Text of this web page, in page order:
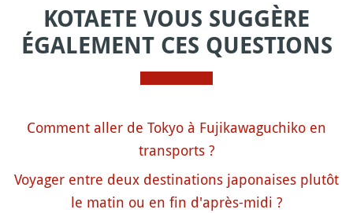
KOTAETE VOUS SUGGÈRE
ÉGALEMENT CES QUESTIONS
Comment aller de Tokyo à Fujikawaguchiko en
transports ?
Voyager entre deux destinations japonaises plutôt
le matin ou en fin d'après-midi ?